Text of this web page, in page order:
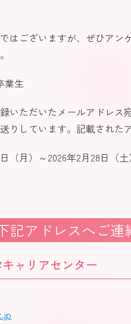
はございますが、ぜひアン
業生
いただいたメールアドレス
りしています。記載された
（月）～2026年2月28日（
記アドレスへご連
ャリアセンター